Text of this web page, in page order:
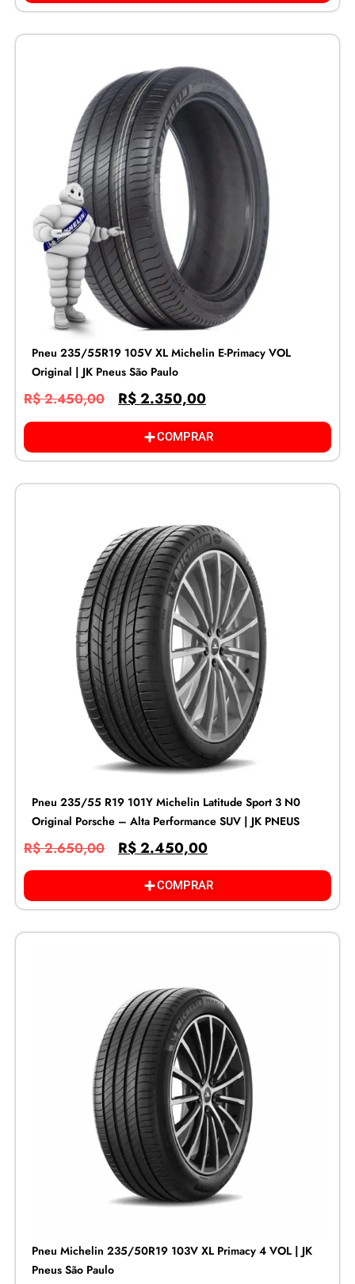
Pneu 235/55R19 105V XL Michelin E-Primacy VOL
Original | JK Pneus São Paulo
R$2.450,00 R$2.350,00
COMPRAR
Pneu 235/55 R19 101Y Michelin Latitude Sport 3 N0
Original Porsche – Alta Performance SUV | JK PNEUS
R$2.650,00 R$2.450,00
COMPRAR
Pneu Michelin 235/50R19 103V XL Primacy 4 VOL | JK
Pneus São Paulo